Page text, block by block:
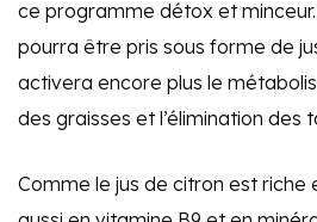
ce programme détox et
pourra être pris sous forme de
activera encore plus le
des graisses et l’élimination des
Comme le jus de citron est riche